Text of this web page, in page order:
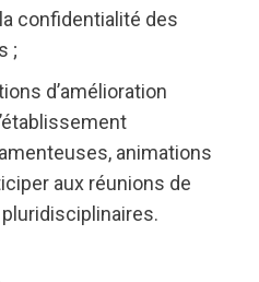
confidentialité des
;
d’amélioration
animations
aux réunions de